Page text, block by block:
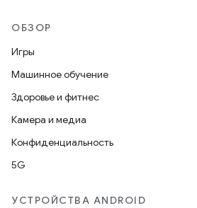
ОБЗОР
Игры
Машинное обучение
Здоровье и фитнес
Камера и медиа
Конфиденциальность
5G
УСТРОЙСТВА ANDROID